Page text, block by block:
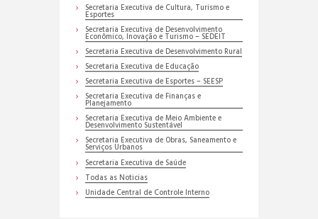
Secretaria Executiva de Cultura, Turismo e
Esportes
Secretaria Executiva de Desenvolvimento
Econômico, Inovação e Turismo – SEDEIT
Secretaria Executiva de Desenvolvimento Rural
Secretaria Executiva de Educação
Secretaria Executiva de Esportes – SEESP
Secretaria Executiva de Finanças e
Planejamento
Secretaria Executiva de Meio Ambiente e
Desenvolvimento Sustentável
Secretaria Executiva de Obras, Saneamento e
Serviços Urbanos
Secretaria Executiva de Saúde
Todas as Noticias
Unidade Central de Controle Interno